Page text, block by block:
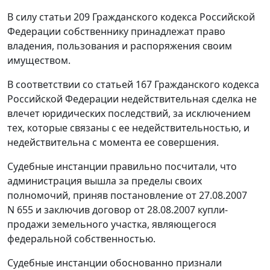
В силу статьи 209 Гражданского кодекса Российской
Федерации собственнику принадлежат право
владения, пользования и распоряжения своим
имуществом.
В соответствии со статьей 167 Гражданского кодекса
Российской Федерации недействительная сделка не
влечет юридических последствий, за исключением
тех, которые связаны с ее недействительностью, и
недействительна с момента ее совершения.
Судебные инстанции правильно посчитали, что
администрация вышла за пределы своих
полномочий, приняв постановление от 27.08.2007
N 655 и заключив договор от 28.08.2007 купли-
продажи земельного участка, являющегося
федеральной собственностью.
Судебные инстанции обоснованно признали